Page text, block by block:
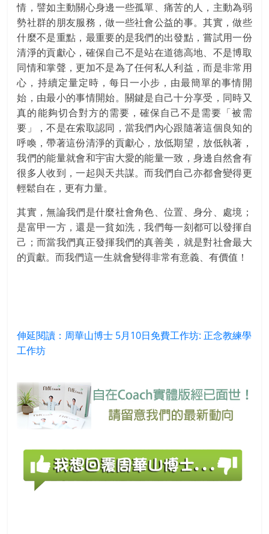
情，譬如主動關心身邊一些孤單、痛苦的人，主動為弱
勢社群的朋友服務，做一些社會公益的事。其實，做些
什麼不是重點，最重要的是我們的出發點，嘗試用一份
清淨的貢獻心，確保自己不是站在道德高地、不是博取
同情和掌聲，更加不是為了任何私人利益，而是非常用
心，持續定量定時，每日一小步，由最簡單的事情開
始，由最小的事情開始。關鍵是自己十分享受，同時又
真的能夠切合對方的需要，確保自己不是需要「被需
要」，不是在索取認同，當我們內心跟隨著這個良知的
呼喚，帶著這份清淨的貢獻心，放低期望，放低執著，
我們的能量就會和宇宙大愛的能量一致，身邊自然會有
很多人收到，一起與天共謀。而我們自己亦都會變得更
輕鬆自在，更有力量。
其實，無論我們是什麼社會角色、位置、身分、處境；
是富甲一方，還是一貧如洗，我們每一刻都可以發揮自
己；而當我們真正發揮我們的真善美，就是對社會最大
的貢獻。而我們這一生就會變得非常有意義、有價值！
伸延閱讀：周華山博士 5月10日免費工作坊: 正念教練學
工作坊